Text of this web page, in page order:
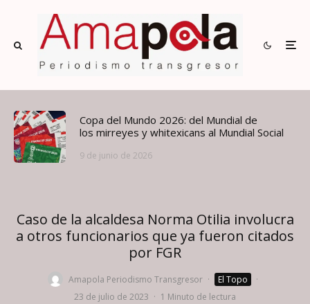
Copa del Mundo 2026: del Mundial de
los mirreyes y whitexicans al Mundial Social
9 de junio de 2026
Caso de la alcaldesa Norma Otilia involucra
a otros funcionarios que ya fueron citados
por FGR
Amapola Periodismo Transgresor · El Topo
·
23 de julio de 2023 · 1 Minuto de lectura